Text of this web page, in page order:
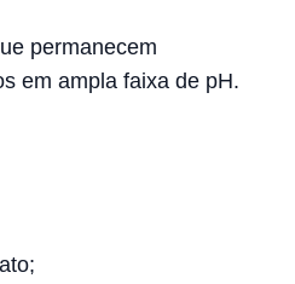
permanecem
em ampla faixa de pH.